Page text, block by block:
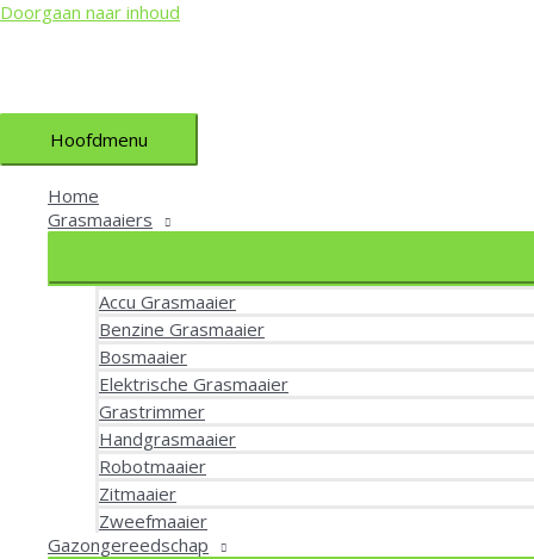
Doorgaan naar inhoud
Hoofdmenu
Home
Grasmaaiers
Accu Grasmaaier
Benzine Grasmaaier
Bosmaaier
Elektrische Grasmaaier
Grastrimmer
Handgrasmaaier
Robotmaaier
Zitmaaier
Zweefmaaier
Gazongereedschap